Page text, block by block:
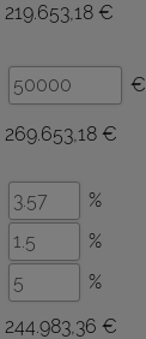
219.653,18 €
€
269.653,18 €
%
%
%
244.983,36 €